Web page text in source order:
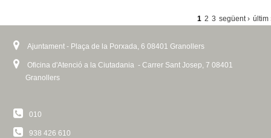
G
S
1 2 3 següent › últim
Ajuntament - Plaça de la Porxada, 6 08401 Granollers
Oficina d'Atenció a la Ciutadania - Carrer Sant Josep, 7 08401
Granollers
010
938 426 610